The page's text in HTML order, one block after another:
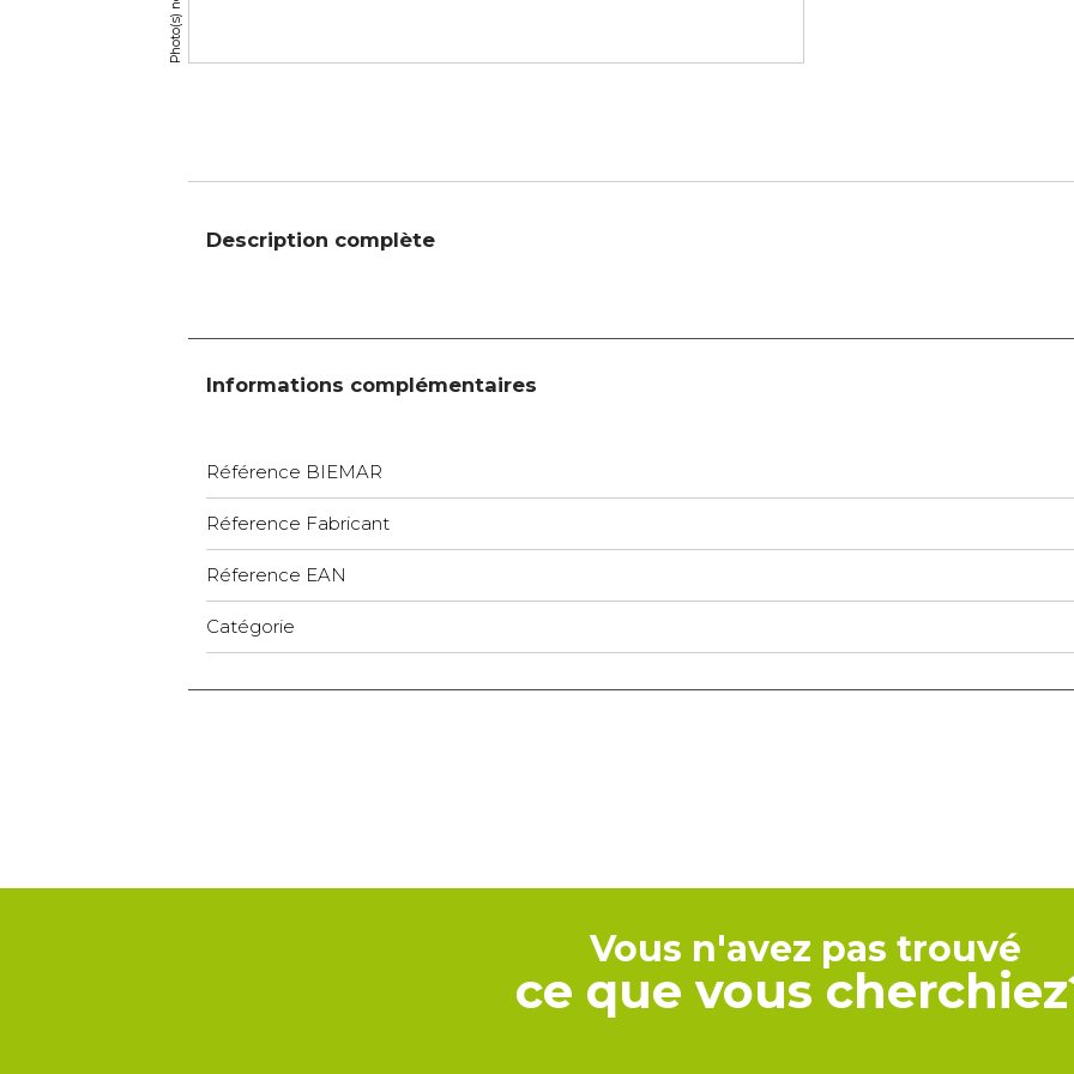
Description complète
Informations complémentaires
Référence BIEMAR
Réference Fabricant
Réference EAN
Catégorie
Vous n'avez pas trouvé
ce que vous